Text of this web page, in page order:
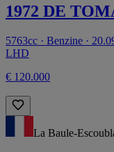
1972 DE
5763cc · Benzine ·
LHD
€ 120.000
La Baule-